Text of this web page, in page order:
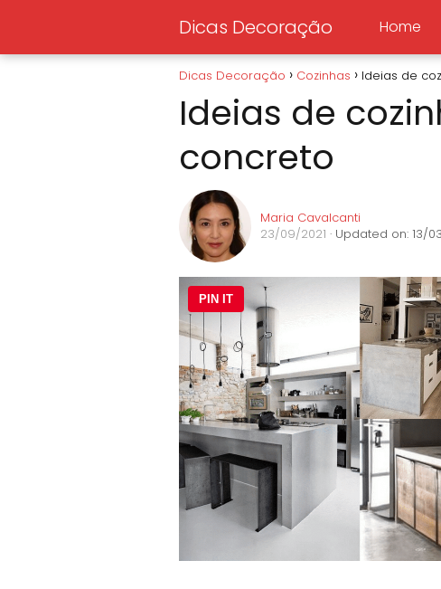
Dicas Decoração Home
Dicas Decoração Cozinhas Ideias de
Ideias de
concreto
Maria Cavalcanti
23/09/2021 · Updated on: 13/
PIN IT